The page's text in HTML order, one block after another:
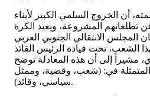
أن الخروج السلمي الكبير لأبناء
تطلعاتهم المشروعة، ويعيد الكرة
المجلس الانتقالي الجنوبي العربي
الشعب، تحت قيادة الرئيس القائد
مشيراً إلى أن هذه المعادلة توضح
المتمثلة في: (شعب، وقضية، وممثل
سياسي، وقائد).